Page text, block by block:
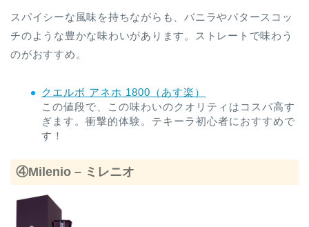
スパイシーな風味を持ちながらも、バニラやバタースコッ
チのような豊かな味わいがあります。ストレートで味わう
のがおすすめ。
クエルボ アネホ 1800（あす楽）
この値段で、この味わいのクオリティはコスパ高す
ぎます。衝撃的体験。テキーラ初心者におすすめで
す！
④Milenio – ミレニオ